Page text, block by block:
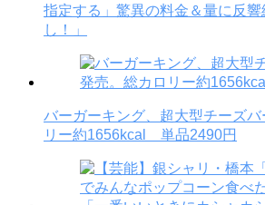
指定する」驚異の料金＆量に反
し！」
バーガーキング、超大型チーズ
リー約1656kcal 単品2490円